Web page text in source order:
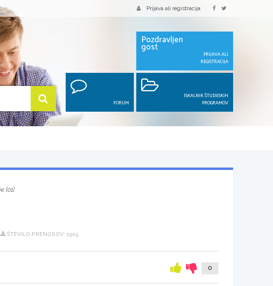
Prijava ali registracija
Pozdravljen
gost
PRIJAVA ALI
REGISTRACIJA
FORUM
ISKALNIK ŠTUDIJSKIH
PROGRAMOV
[01]
ŠTEVILO PRENOSOV: 1915
0